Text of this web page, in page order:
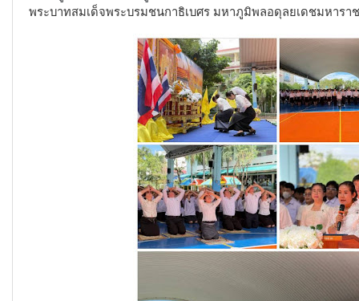
พระบาทสมเด็จพระบรมชนกาธิเบศร มหาภูมิพลอดุลยเดชมหาร